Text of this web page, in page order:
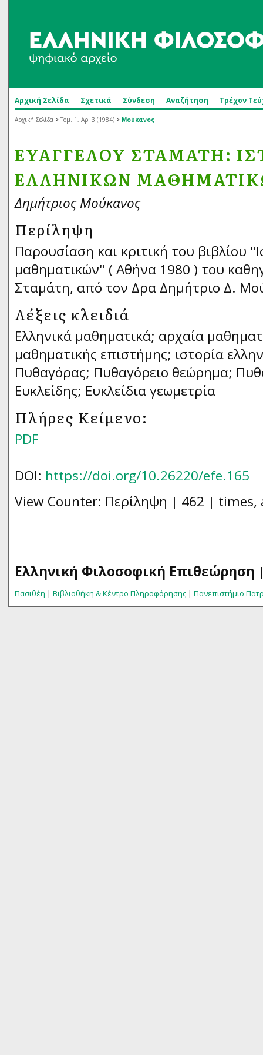
Αρχική Σελίδα Σχετικά Σύνδεση Αναζήτηση Τρέχον
Αρχική Σελίδα > Τόμ. 1, Αρ. 3 (1984) > Μούκανος
ΕΥΑΓΓΈΛΟΥ ΣΤΑΜΆΤΗ:
ΕΛΛΗΝΙΚΏΝ
Δημήτριος Μούκανος
Περίληψη
Παρουσίαση και κριτική του βιβλίου
μαθηματικών" ( Αθήνα 1980 ) του
Σταμάτη, από τον Δρα Δημήτριο Δ.
Λέξεις κλειδιά
Ελληνικά μαθηματικά; αρχαία
μαθηματικής επιστήμης; ιστορία
Πυθαγόρας; Πυθαγόρειο θεώρημα;
Ευκλείδης; Ευκλείδια γεωμετρία
Πλήρες Κείμενο:
PDF
DOI: https://doi.org/10.26220/efe.165
View Counter: Περίληψη | 462 |
Ελληνική Φιλοσοφική Επιθεώρηση
Πασιθέη | Βιβλιοθήκη & Κέντρο Πληροφόρησης | Πανεπιστήμιο